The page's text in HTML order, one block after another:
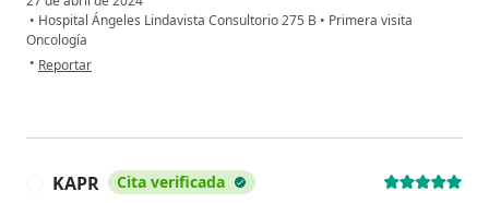
• Hospital Ángeles Lindavista Consultorio 275 B • Primera visita
Oncología
• en opinión del usuario Brenda
Reportar
KAPR Cita verificada